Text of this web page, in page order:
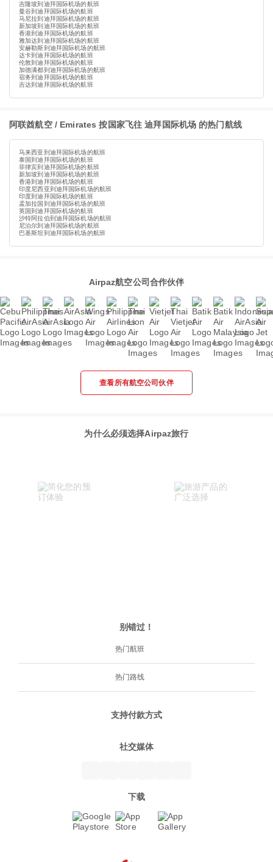
吉隆坡到迪拜国际机场的航班
曼谷到迪拜国际机场的航班
马尼拉到迪拜国际机场的航班
新加坡到迪拜国际机场的航班
香港到迪拜国际机场的航班
雅加达到迪拜国际机场的航班
安赫勒斯到迪拜国际机场的航班
达卡到迪拜国际机场的航班
伦敦到迪拜国际机场的航班
加德满都到迪拜国际机场的航班
宿务到迪拜国际机场的航班
吉达到迪拜国际机场的航班
阿联酋航空 / Emirates 按国家飞往 迪拜国际机场 的热门航线
马来西亚到迪拜国际机场的航班
泰国到迪拜国际机场的航班
菲律宾到迪拜国际机场的航班
新加坡到迪拜国际机场的航班
香港到迪拜国际机场的航班
印度尼西亚到迪拜国际机场的航班
印度到迪拜国际机场的航班
孟加拉国到迪拜国际机场的航班
英国到迪拜国际机场的航班
沙特阿拉伯到迪拜国际机场的航班
尼泊尔到迪拜国际机场的航班
巴基斯坦到迪拜国际机场的航班
Airpaz航空公司合作伙伴
查看所有航空公司伙伴
为什么必须选择Airpaz旅行
别错过！
热门航班
热门路线
支持付款方式
社交媒体
下载